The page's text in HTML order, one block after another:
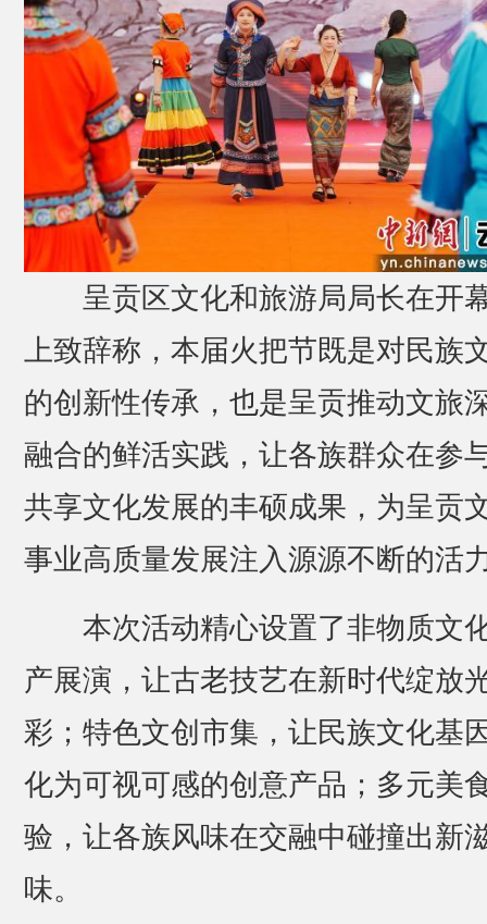
呈贡区文化和旅游局局长在开
上致辞称，本届火把节既是对民族
的创新性传承，也是呈贡推动文旅
融合的鲜活实践，让各族群众在参
共享文化发展的丰硕成果，为呈贡
事业高质量发展注入源源不断的活
本次活动精心设置了非物质文
产展演，让古老技艺在新时代绽放
彩；特色文创市集，让民族文化基
化为可视可感的创意产品；多元美
验，让各族风味在交融中碰撞出新
味。